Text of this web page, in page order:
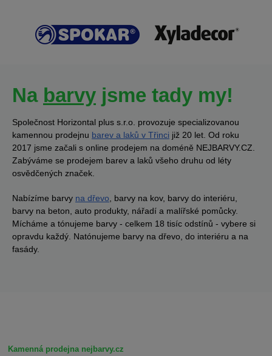
Na barvy jsme tady my!
Společnost Horizontal plus s.r.o. provozuje specializovanou
kamennou prodejnu barev a laků v Třinci již 20 let. Od roku
2017 jsme začali s online prodejem na doméně NEJBARVY.CZ.
Zabýváme se prodejem barev a laků všeho druhu od léty
osvědčených značek.
Nabízíme barvy na dřevo , barvy na kov, barvy do interiéru,
barvy na beton, auto produkty, nářadí a malířské pomůcky.
Mícháme a tónujeme barvy - celkem 18 tisíc odstínů - vybere si
opravdu každý. Natónujeme barvy na dřevo, do interiéru a na
fasády.
Kamenná prodejna nejbarvy.cz